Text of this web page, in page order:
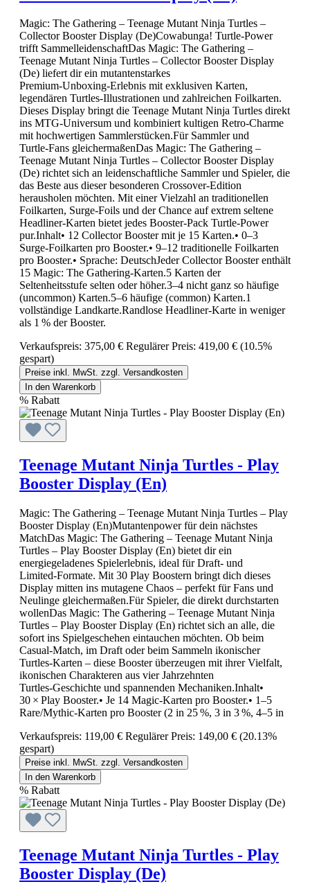
Magic: The Gathering – Teenage Mutant Ninja Turtles –
Collector Booster Display (De)Cowabunga! Turtle‑Power
trifft SammelleidenschaftDas Magic: The Gathering –
Teenage Mutant Ninja Turtles – Collector Booster Display
(De) liefert dir ein mutantenstarkes
Premium‑Unboxing‑Erlebnis mit exklusiven Karten,
legendären Turtles‑Illustrationen und zahlreichen Foilkarten.
Dieses Display bringt die Teenage Mutant Ninja Turtles direkt
ins MTG‑Universum und kombiniert kultigen Retro‑Charme
mit hochwertigen Sammlerstücken.Für Sammler und
Turtle‑Fans gleichermaßenDas Magic: The Gathering –
Teenage Mutant Ninja Turtles – Collector Booster Display
(De) richtet sich an leidenschaftliche Sammler und Spieler, die
das Beste aus dieser besonderen Crossover‑Edition
herausholen möchten. Mit einer Vielzahl an traditionellen
Foilkarten, Surge‑Foils und der Chance auf extrem seltene
Headliner‑Karten bietet jedes Booster‑Pack Turtle‑Power
pur.Inhalt• 12 Collector Booster mit je 15 Karten.• 0–3
Surge‑Foilkarten pro Booster.• 9–12 traditionelle Foilkarten
pro Booster.• Sprache: DeutschJeder Collector Booster enthält
15 Magic: The Gathering‑Karten.5 Karten der
Seltenheitsstufe selten oder höher.3–4 nicht ganz so häufige
(uncommon) Karten.5–6 häufige (common) Karten.1
vollständige Landkarte.Randlose Headliner‑Karte in weniger
als 1 % der Booster.
Verkaufspreis: 375,00 € Regulärer Preis: 419,00 € (10.5%
gespart)
Preise inkl. MwSt. zzgl. Versandkosten
In den Warenkorb
% Rabatt
Teenage Mutant Ninja Turtles - Play
Booster Display (En)
Magic: The Gathering – Teenage Mutant Ninja Turtles – Play
Booster Display (En)Mutantenpower für dein nächstes
MatchDas Magic: The Gathering – Teenage Mutant Ninja
Turtles – Play Booster Display (En) bietet dir ein
energiegeladenes Spielerlebnis, ideal für Draft‑ und
Limited‑Formate. Mit 30 Play Boostern bringt dich dieses
Display mitten ins mutagene Chaos – perfekt für Fans und
Neulinge gleichermaßen.Für Spieler, die direkt durchstarten
wollenDas Magic: The Gathering – Teenage Mutant Ninja
Turtles – Play Booster Display (En) richtet sich an alle, die
sofort ins Spielgeschehen eintauchen möchten. Ob beim
Casual‑Match, im Draft oder beim Sammeln ikonischer
Turtles‑Karten – diese Booster überzeugen mit ihrer Vielfalt,
ikonischen Charakteren aus vier Jahrzehnten
Turtles‑Geschichte und spannenden Mechaniken.Inhalt•
30 × Play Booster.• Je 14 Magic‑Karten pro Booster.• 1–5
Rare/Mythic‑Karten pro Booster (2 in 25 %, 3 in 3 %, 4–5 in
Verkaufspreis: 119,00 € Regulärer Preis: 149,00 € (20.13%
gespart)
Preise inkl. MwSt. zzgl. Versandkosten
In den Warenkorb
% Rabatt
Teenage Mutant Ninja Turtles - Play
Booster Display (De)